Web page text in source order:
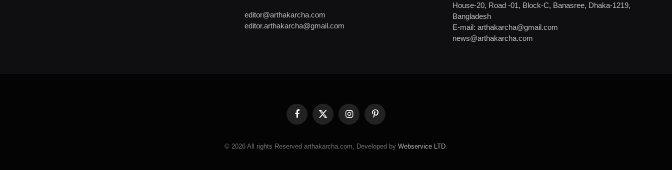
editor@arthakarcha.com
editor.arthakarcha@gmail.com
House-20, Road -01, Block-C, Banasree, Dhaka-1219,
Bangladesh
E-mail: arthakarcha@gmail.com
news@arthakarcha.com
FacebookX
InstagramPinterest
© 2026 All rights Reserved arthakarcha.com, Developed by Webservice LTD